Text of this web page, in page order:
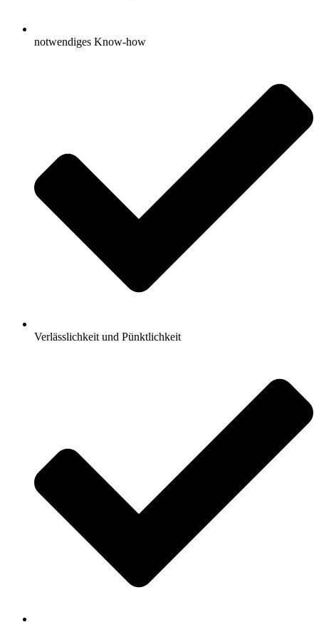
notwendiges Know-how
Verlässlichkeit und Pünktlichkeit